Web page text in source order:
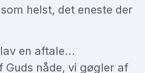
helst, det eneste der
en aftale...
Guds nåde, vi gøgler af